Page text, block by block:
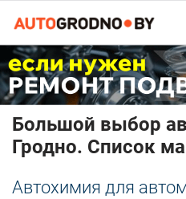
Большой выбор
Гродно. Список
Автохимия для